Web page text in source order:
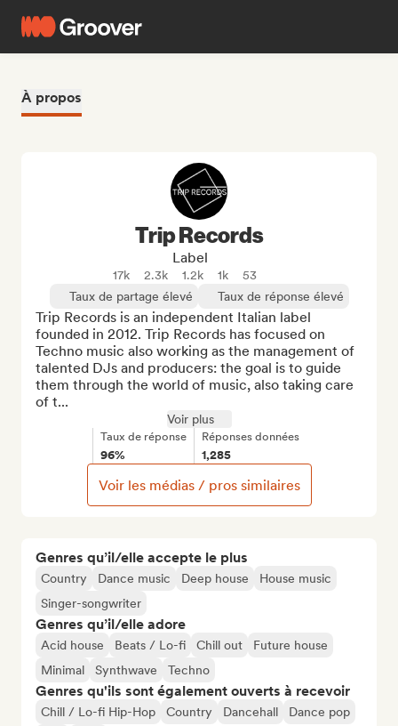
À propos
Genres qu’il/elle accepte le plus
Country Dance music Deep house
House music
Singer-songwriter
Genres qu’il/elle adore
Acid house Beats / Lo-fi Chill out
Future house
Minimal
Synthwave Techno
Genres qu'ils sont également ouverts à recevoir
Chill / Lo-fi Hip-Hop Country Dancehall
Dance pop
Trip Records
Label
17k 2.3k 1.2k 1k
53
Taux de partage élevé
Taux de réponse élevé
Trip Records is an independent Italian label
founded in 2012. Trip Records has focused on
Techno music also working as the management of
talented DJs and producers: the goal is to guide
them through the world of music, also taking care
of t...
Voir plus
Taux de réponse
96%
Réponses données
1,285
Voir les médias / pros similaires